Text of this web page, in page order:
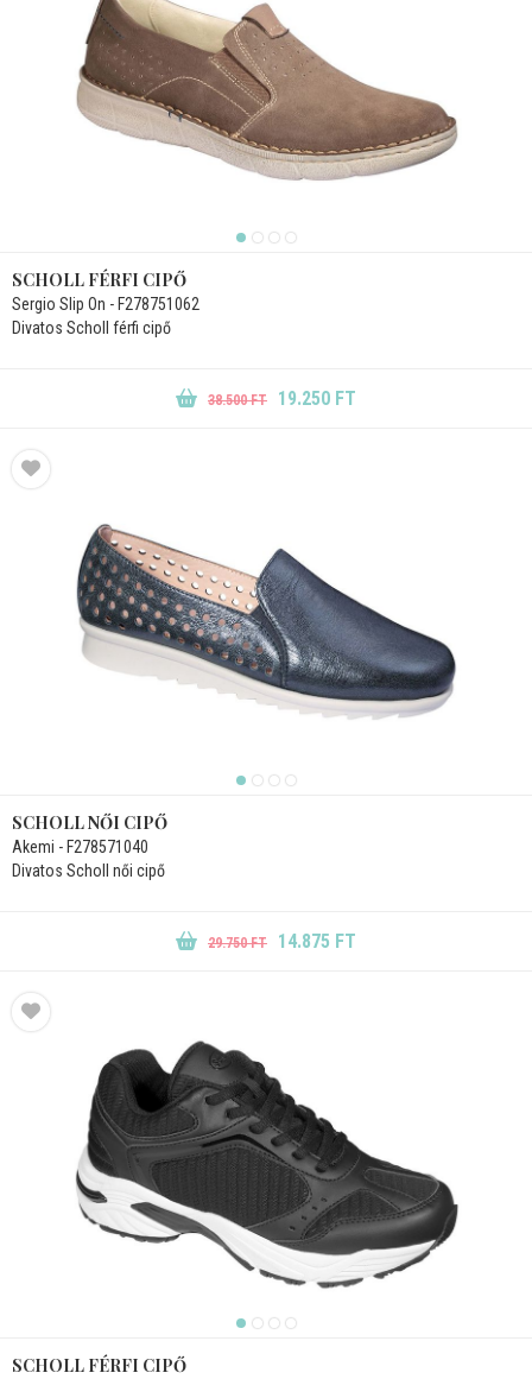
SCHOLL FÉRFI CIPŐ
Sergio Slip On - F278751062
Divatos Scholl férfi cipő
38.500 FT 19.250 FT
SCHOLL NŐI CIPŐ
Akemi - F278571040
Divatos Scholl női cipő
29.750 FT 14.875 FT
SCHOLL FÉRFI CIPŐ